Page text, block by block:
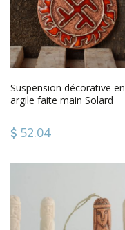
Suspension décorative en
argile faite main Solard
52.04